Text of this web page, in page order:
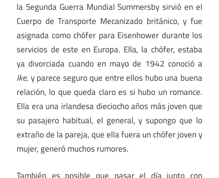
la Segunda Guerra Mundial Summersby sirvió en el
Cuerpo de Transporte Mecanizado británico, y fue
asignada como chófer para Eisenhower durante los
servicios de este en Europa. Ella, la chófer, estaba
ya divorciada cuando en mayo de 1942 conoció a
Ike, y parece seguro que entre ellos hubo una buena
relación, lo que queda claro es si hubo un romance.
Ella era una irlandesa dieciocho años más joven que
su pasajero habitual, el general, y supongo que lo
extraño de la pareja, que ella fuera un chófer joven y
mujer, generó muchos rumores.